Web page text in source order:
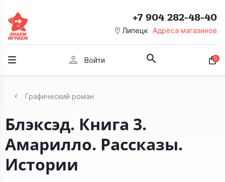
room Липецк Адреса магазинов
+7 904 282-48-40
person Войти 0
Графический роман
Блэксэд. Книга 3.
Амарилло. Рассказы.
Истории